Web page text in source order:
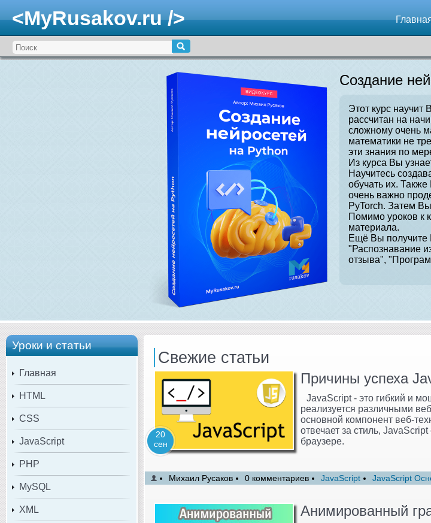
<MyRusakov.ru />
Создание
Этот курс научит
рассчитан на
сложному очень
математики не
эти знания по
Из курса Вы
Научитесь
обучать их.
очень важно
PyTorch. Затем
Помимо уроков к
материала.
Ещё Вы получите
"Распознавание
отзыва",
Уроки и статьи
Главная
HTML
CSS
JavaScript
PHP
MySQL
XML
Свежие статьи
20
сен
Причины успеха
JavaScript - это гибкий и
реализуется различными
основной компонент веб-
отвечает за стиль,
браузере.
Михаил Русаков 0 комментариев JavaScript JavaScript
Анимированный